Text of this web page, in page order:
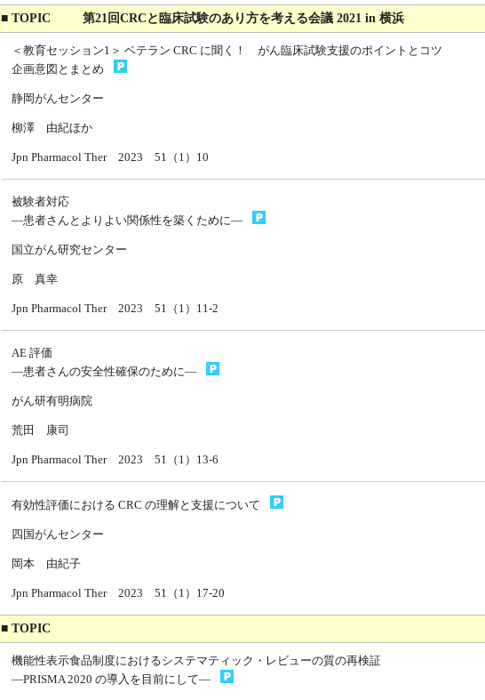
■ TOPIC 第21回CRCと臨床試験のあり方を考える会議 2021 in 横浜
＜教育セッション1＞ ベテラン CRC に聞く！ がん臨床試験支援のポイントとコツ
企画意図とまとめ
静岡がんセンター
柳澤 由紀ほか
Jpn Pharmacol Ther 2023 51（1）10
被験者対応
—患者さんとよりよい関係性を築くために—
国立がん研究センター
原 真幸
Jpn Pharmacol Ther 2023 51（1）11-2
AE 評価
—患者さんの安全性確保のために—
がん研有明病院
荒田 康司
Jpn Pharmacol Ther 2023 51（1）13-6
有効性評価における CRC の理解と支援について
四国がんセンター
岡本 由紀子
Jpn Pharmacol Ther 2023 51（1）17-20
■ TOPIC
機能性表示食品制度におけるシステマティック・レビューの質の再検証
—PRISMA 2020 の導入を目前にして—